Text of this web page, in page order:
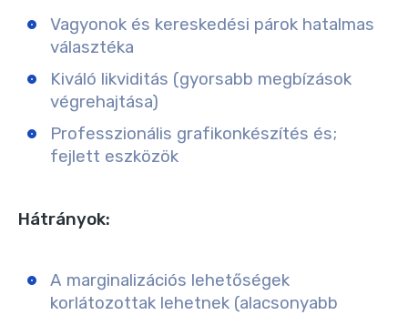
Vagyonok és kereskedési párok hatalmas
választéka
Kiváló likviditás (gyorsabb megbízások
végrehajtása)
Professzionális grafikonkészítés és;
fejlett eszközök
Hátrányok:
A marginalizációs lehetőségek
korlátozottak lehetnek (alacsonyabb